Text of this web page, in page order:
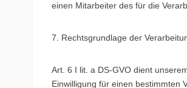
einen Mitarbeiter des für die
7. Rechtsgrundlage der
Art. 6 I lit. a DS-GVO dient
Einwilligung für einen bestimmten